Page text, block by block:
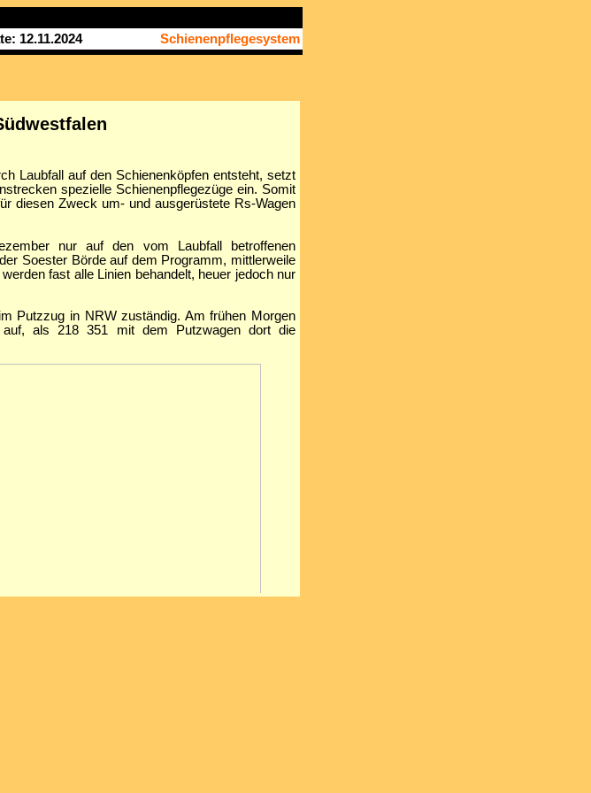
12.11.2024 Schienenpflegesystem
Laubfall auf den Schienenköpfen entsteht, setzt
spezielle Schienenpflegezüge ein. Somit
diesen Zweck um- und ausgerüstete Rs-Wagen
nur auf den vom Laubfall betroffenen
Soester Börde auf dem Programm, mittlerweile
fast alle Linien behandelt, heuer jedoch nur
Putzzug in NRW zuständig. Am frühen Morgen
als 218 351 mit dem Putzwagen dort die